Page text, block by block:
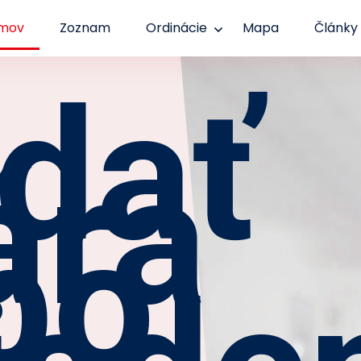
Zoznam Ordinácie Mapa Články